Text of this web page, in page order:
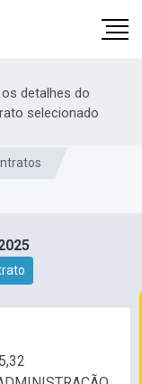
detalhes do
selecionado